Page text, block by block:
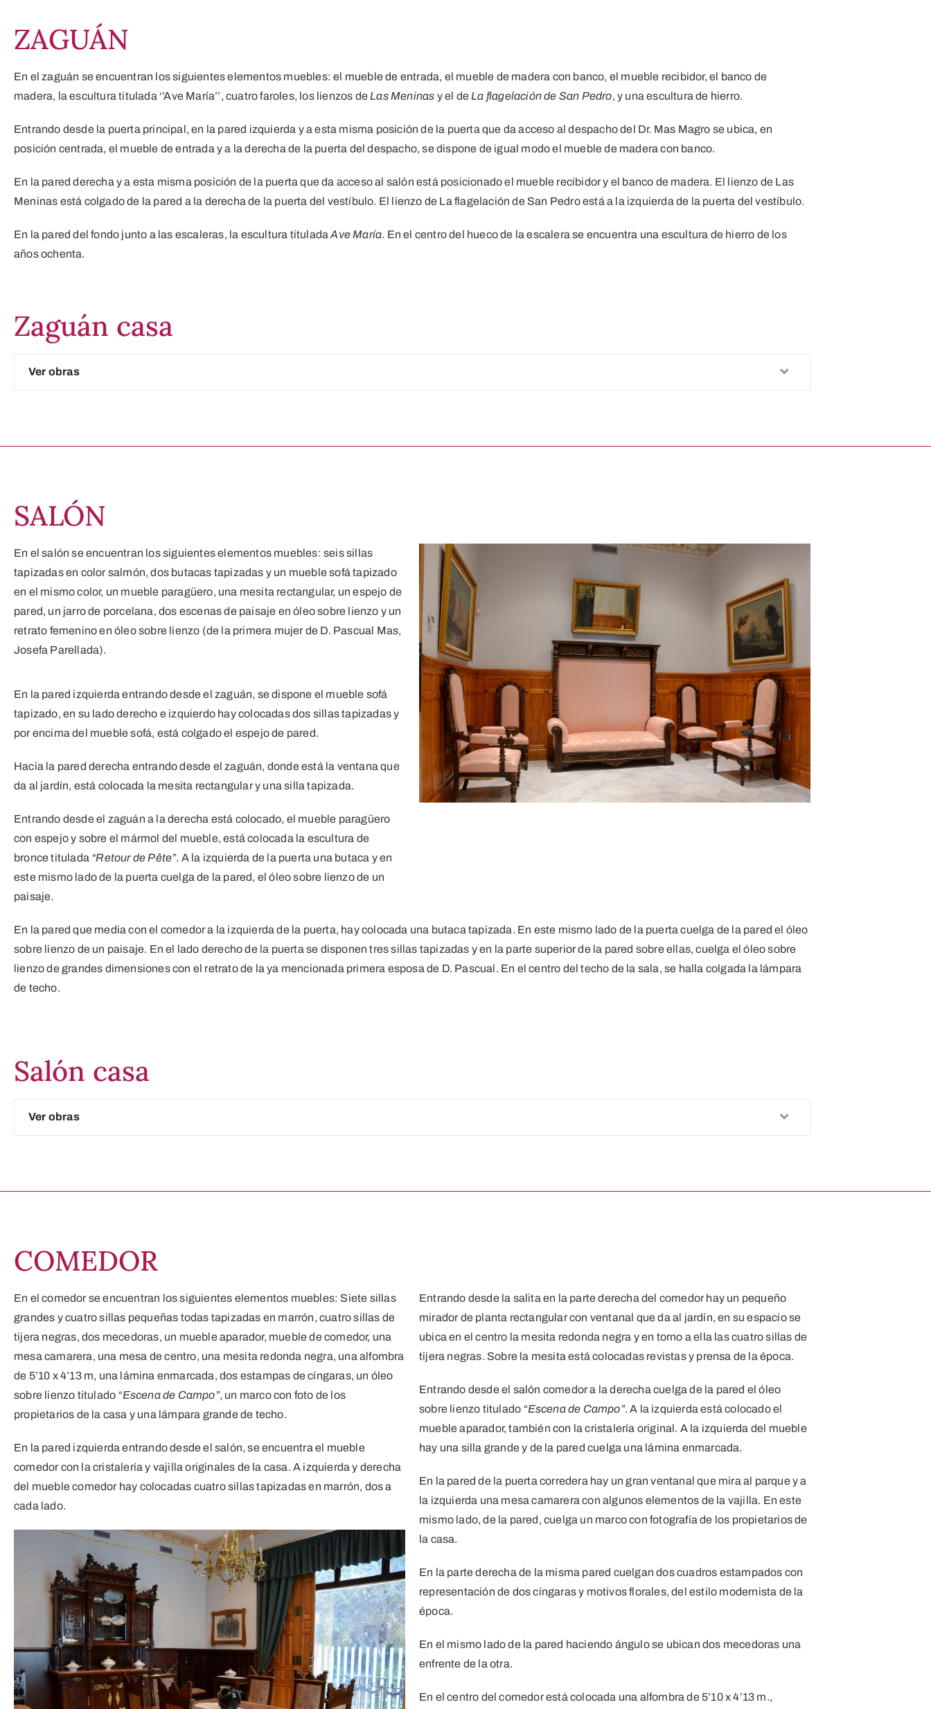
ZAGUÁN
En el zaguán se encuentran los siguientes elementos muebles: el mueble de entrada, el mueble de madera con banco, el mueble recibidor, el banco de
madera, la escultura titulada ‘’Ave María’’, cuatro faroles, los lienzos de Las Meninas y el de La flagelación de San Pedro, y una escultura de hierro.
Entrando desde la puerta principal, en la pared izquierda y a esta misma posición de la puerta que da acceso al despacho del Dr. Mas Magro se ubica, en
posición centrada, el mueble de entrada y a la derecha de la puerta del despacho, se dispone de igual modo el mueble de madera con banco.
En la pared derecha y a esta misma posición de la puerta que da acceso al salón está posicionado el mueble recibidor y el banco de madera. El lienzo de Las
Meninas está colgado de la pared a la derecha de la puerta del vestíbulo. El lienzo de La flagelación de San Pedro está a la izquierda de la puerta del vestíbulo.
En la pared del fondo junto a las escaleras, la escultura tituladaAve María. En el centro del hueco de la escalera se encuentra una escultura de hierro de los
años ochenta.
Zaguán casa
Ver obras
SALÓN
En el salón se encuentran los siguientes elementos muebles: seis sillas
tapizadas en color salmón, dos butacas tapizadas y un mueble sofá tapizado
en el mismo color, un mueble paragüero, una mesita rectangular, un espejo de
pared, un jarro de porcelana, dos escenas de paisaje en óleo sobre lienzo y un
retrato femenino en óleo sobre lienzo (de la primera mujer de D. Pascual Mas,
Josefa Parellada).
En la pared izquierda entrando desde el zaguán, se dispone el mueble sofá
tapizado, en su lado derecho e izquierdo hay colocadas dos sillas tapizadas y
por encima del mueble sofá, está colgado el espejo de pared.
Hacia la pared derecha entrando desde el zaguán, donde está la ventana que
da al jardín, está colocada la mesita rectangular y una silla tapizada.
Entrando desde el zaguán a la derecha está colocado, el mueble paragüero
con espejo y sobre el mármol del mueble, está colocada la escultura de
bronce titulada “Retour de Pête”. A la izquierda de la puerta una butaca y en
este mismo lado de la puerta cuelga de la pared, el óleo sobre lienzo de un
paisaje.
En la pared que media con el comedor a la izquierda de la puerta, hay colocada una butaca tapizada. En este mismo lado de la puerta cuelga de la pared el óleo
sobre lienzo de un paisaje. En el lado derecho de la puerta se disponen tres sillas tapizadas y en la parte superior de la pared sobre ellas, cuelga el óleo sobre
lienzo de grandes dimensiones con el retrato de la ya mencionada primera esposa de D. Pascual. En el centro del techo de la sala, se halla colgada la lámpara
de techo.
Salón casa
Ver obras
COMEDOR
En el comedor se encuentran los siguientes elementos muebles: Siete sillas
grandes y cuatro sillas pequeñas todas tapizadas en marrón, cuatro sillas de
tijera negras, dos mecedoras, un mueble aparador, mueble de comedor, una
mesa camarera, una mesa de centro, una mesita redonda negra, una alfombra
de 5’10 x 4’13 m, una lámina enmarcada, dos estampas de cíngaras, un óleo
sobre lienzo titulado “Escena de Campo”, un marco con foto de los
propietarios de la casa y una lámpara grande de techo.
En la pared izquierda entrando desde el salón, se encuentra el mueble
comedor con la cristalería y vajilla originales de la casa. A izquierda y derecha
del mueble comedor hay colocadas cuatro sillas tapizadas en marrón, dos a
cada lado.
Entrando desde la salita en la parte derecha del comedor hay un pequeño
mirador de planta rectangular con ventanal que da al jardín, en su espacio se
ubica en el centro la mesita redonda negra y en torno a ella las cuatro sillas de
tijera negras. Sobre la mesita está colocadas revistas y prensa de la época.
Entrando desde el salón comedor a la derecha cuelga de la pared el óleo
sobre lienzo titulado “Escena de Campo”. A la izquierda está colocado el
mueble aparador, también con la cristalería original. A la izquierda del mueble
hay una silla grande y de la pared cuelga una lámina enmarcada.
En la pared de la puerta corredera hay un gran ventanal que mira al parque y a
la izquierda una mesa camarera con algunos elementos de la vajilla. En este
mismo lado, de la pared, cuelga un marco con fotografía de los propietarios de
la casa.
En la parte derecha de la misma pared cuelgan dos cuadros estampados con
representación de dos cíngaras y motivos florales, del estilo modernista de la
época.
En el mismo lado de la pared haciendo ángulo se ubican dos mecedoras una
enfrente de la otra.
En el centro del comedor está colocada una alfombra de 5’10 x 4’13 m.,